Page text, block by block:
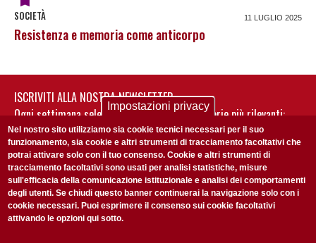
SOCIETÀ 11 LUGLIO 2025
Resistenza e memoria come anticorpo
ISCRIVITI ALLA NOSTRA NEWSLETTER
Ogni settimana selezioniamo per te nostre storie più rilevanti:
non perderti gli aggiornamenti della nostra newsletter
Accetto laPrivacy Policy
Impostazioni privacy
Nel nostro sito utilizziamo sia cookie tecnici necessari per il suo
funzionamento, sia cookie e altri strumenti di tracciamento facoltativi che
potrai attivare solo con il tuo consenso. Cookie e altri strumenti di
tracciamento facoltativi sono usati per analisi statistiche, misure
sull'efficacia della comunicazione istituzionale e analisi dei comportamenti
degli utenti. Se chiudi questo banner continuerai la navigazione solo con i
cookie necessari. Puoi esprimere il consenso sui cookie facoltativi
attivando le opzioni qui sotto.